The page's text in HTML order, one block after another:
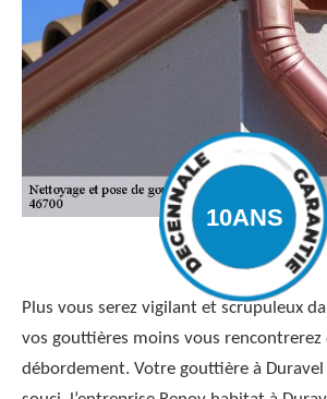
Plus vous serez vigilant et scrupuleux
vos gouttières moins vous rencontrerez
débordement. Votre gouttière à Duravel